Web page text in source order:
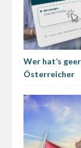
Wer hat’s
Österreicher